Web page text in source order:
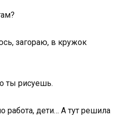
загораю, в кружок
ты рисуешь.
работа, дети… А тут решила